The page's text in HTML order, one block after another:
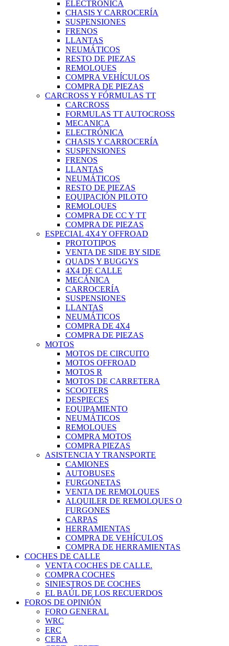
ELECTRÓNICA
CHASIS Y CARROCERÍA
SUSPENSIONES
FRENOS
LLANTAS
NEUMÁTICOS
RESTO DE PIEZAS
REMOLQUES
COMPRA VEHÍCULOS
COMPRA DE PIEZAS
CARCROSS Y FÓRMULAS TT
CARCROSS
FORMULAS TT AUTOCROSS
MECANICA
ELECTRÓNICA
CHASIS Y CARROCERÍA
SUSPENSIONES
FRENOS
LLANTAS
NEUMÁTICOS
RESTO DE PIEZAS
EQUIPACIÓN PILOTO
REMOLQUES
COMPRA DE CC Y TT
COMPRA DE PIEZAS
ESPECIAL 4X4 Y OFFROAD
PROTOTIPOS
VENTA DE SIDE BY SIDE
QUADS Y BUGGYS
4X4 DE CALLE
MECÁNICA
CARROCERÍA
SUSPENSIONES
LLANTAS
NEUMÁTICOS
COMPRA DE 4X4
COMPRA DE PIEZAS
MOTOS
MOTOS DE CIRCUITO
MOTOS OFFROAD
MOTOS R
MOTOS DE CARRETERA
SCOOTERS
DESPIECES
EQUIPAMIENTO
NEUMÁTICOS
REMOLQUES
COMPRA MOTOS
COMPRA PIEZAS
ASISTENCIA Y TRANSPORTE
CAMIONES
AUTOBUSES
FURGONETAS
VENTA DE REMOLQUES
ALQUILER DE REMOLQUES O
FURGONES
CARPAS
HERRAMIENTAS
COMPRA DE VEHÍCULOS
COMPRA DE HERRAMIENTAS
COCHES DE CALLE
VENTA COCHES DE CALLE.
COMPRA COCHES
SINIESTROS DE COCHES
EL BAÚL DE LOS RECUERDOS
FOROS DE OPINIÓN
FORO GENERAL
WRC
ERC
CERA